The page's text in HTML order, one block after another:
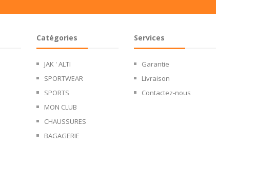
Catégories
JAK ' ALTI
SPORTWEAR
SPORTS
MON CLUB
CHAUSSURES
BAGAGERIE
Services
Garantie
Livraison
Contactez-nous